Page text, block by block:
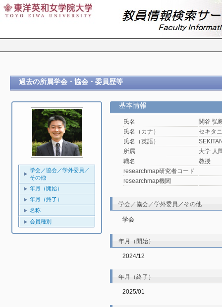
過去の所属学会・協会・委員歴等
学会／協会／学外委員／
その他
年月（開始）
年月（終了）
名称
会員種別
基本情報
氏名
関谷 弘
氏名（カナ）
セキタ
氏名（英語）
所属
大学 人
職名
教授
researchmap研究者コード
researchmap機関
学会／協会／学外委員／その他
学会
年月（開始）
2024/12
年月（終了）
2025/01